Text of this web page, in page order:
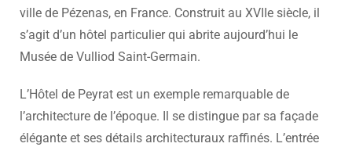
ville de Pézenas, en France. Construit au XVIIe siècle, il
s’agit d’un hôtel particulier qui abrite aujourd’hui le
Musée de Vulliod Saint-Germain.
L’Hôtel de Peyrat est un exemple remarquable de
l’architecture de l’époque. Il se distingue par sa façade
élégante et ses détails architecturaux raffinés. L’entrée